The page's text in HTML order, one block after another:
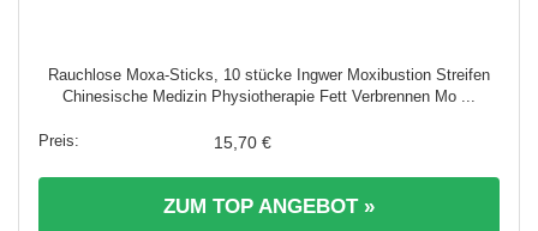
Rauchlose Moxa-Sticks, 10 stücke Ingwer Moxibustion Streifen
Chinesische Medizin Physiotherapie Fett Verbrennen Mo ...
15,70 €
ZUM TOP ANGEBOT »